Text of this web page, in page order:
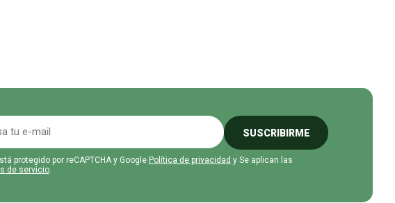
SUSCRIBIRME
protegido por reCAPTCHA y Google Política de privacidad y Se aplican las
de servicio.